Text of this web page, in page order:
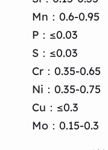
Mn：0.6-0.95
P：≤0.03
S：≤0.03
Cr：0.35-0.65
Ni：0.35-0.75
Cu：≤0.3
Mo：0.15-0.3